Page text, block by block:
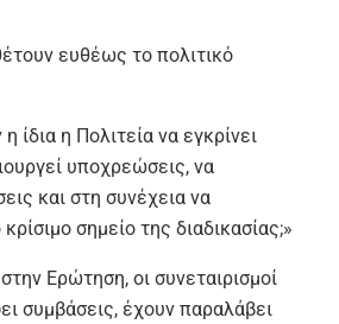
ευθέως το πολιτικό
ίδια η Πολιτεία να εγκρίνει
υποχρεώσεις, να
και στη συνέχεια να
σημείο της διαδικασίας;»
Ερώτηση, οι συνεταιρισμοί
συμβάσεις, έχουν παραλάβει